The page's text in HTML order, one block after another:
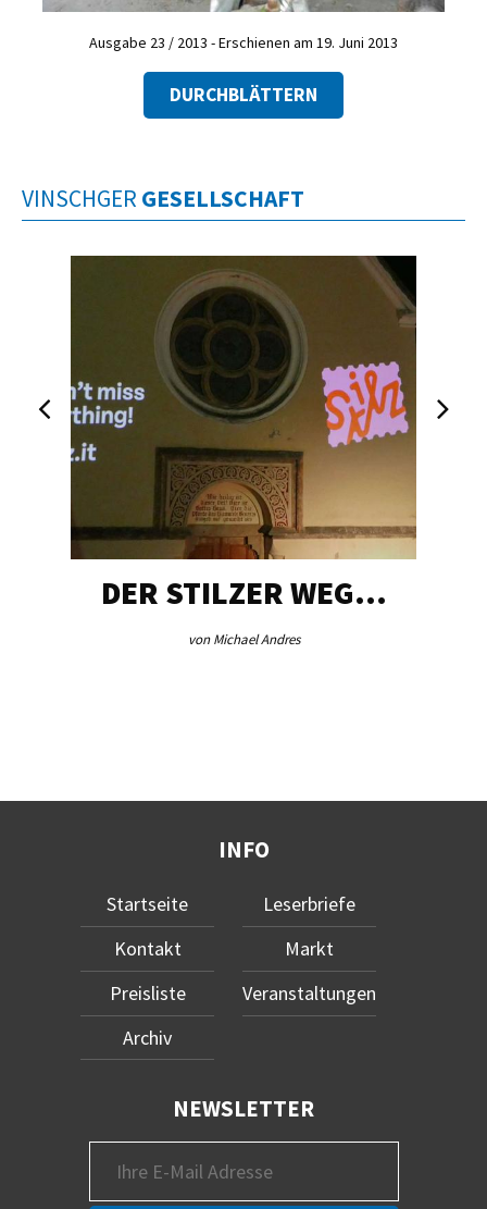
Ausgabe 23 / 2013 - Erschienen am 19. Juni 2013
DURCHBLÄTTERN
VINSCHGER GESELLSCHAFT
DER STILZER WEG…
von Michael Andres
INFO
Startseite
Kontakt
Preisliste
Archiv
Leserbriefe
Markt
Veranstaltungen
NEWSLETTER